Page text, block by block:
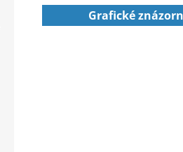
Grafické